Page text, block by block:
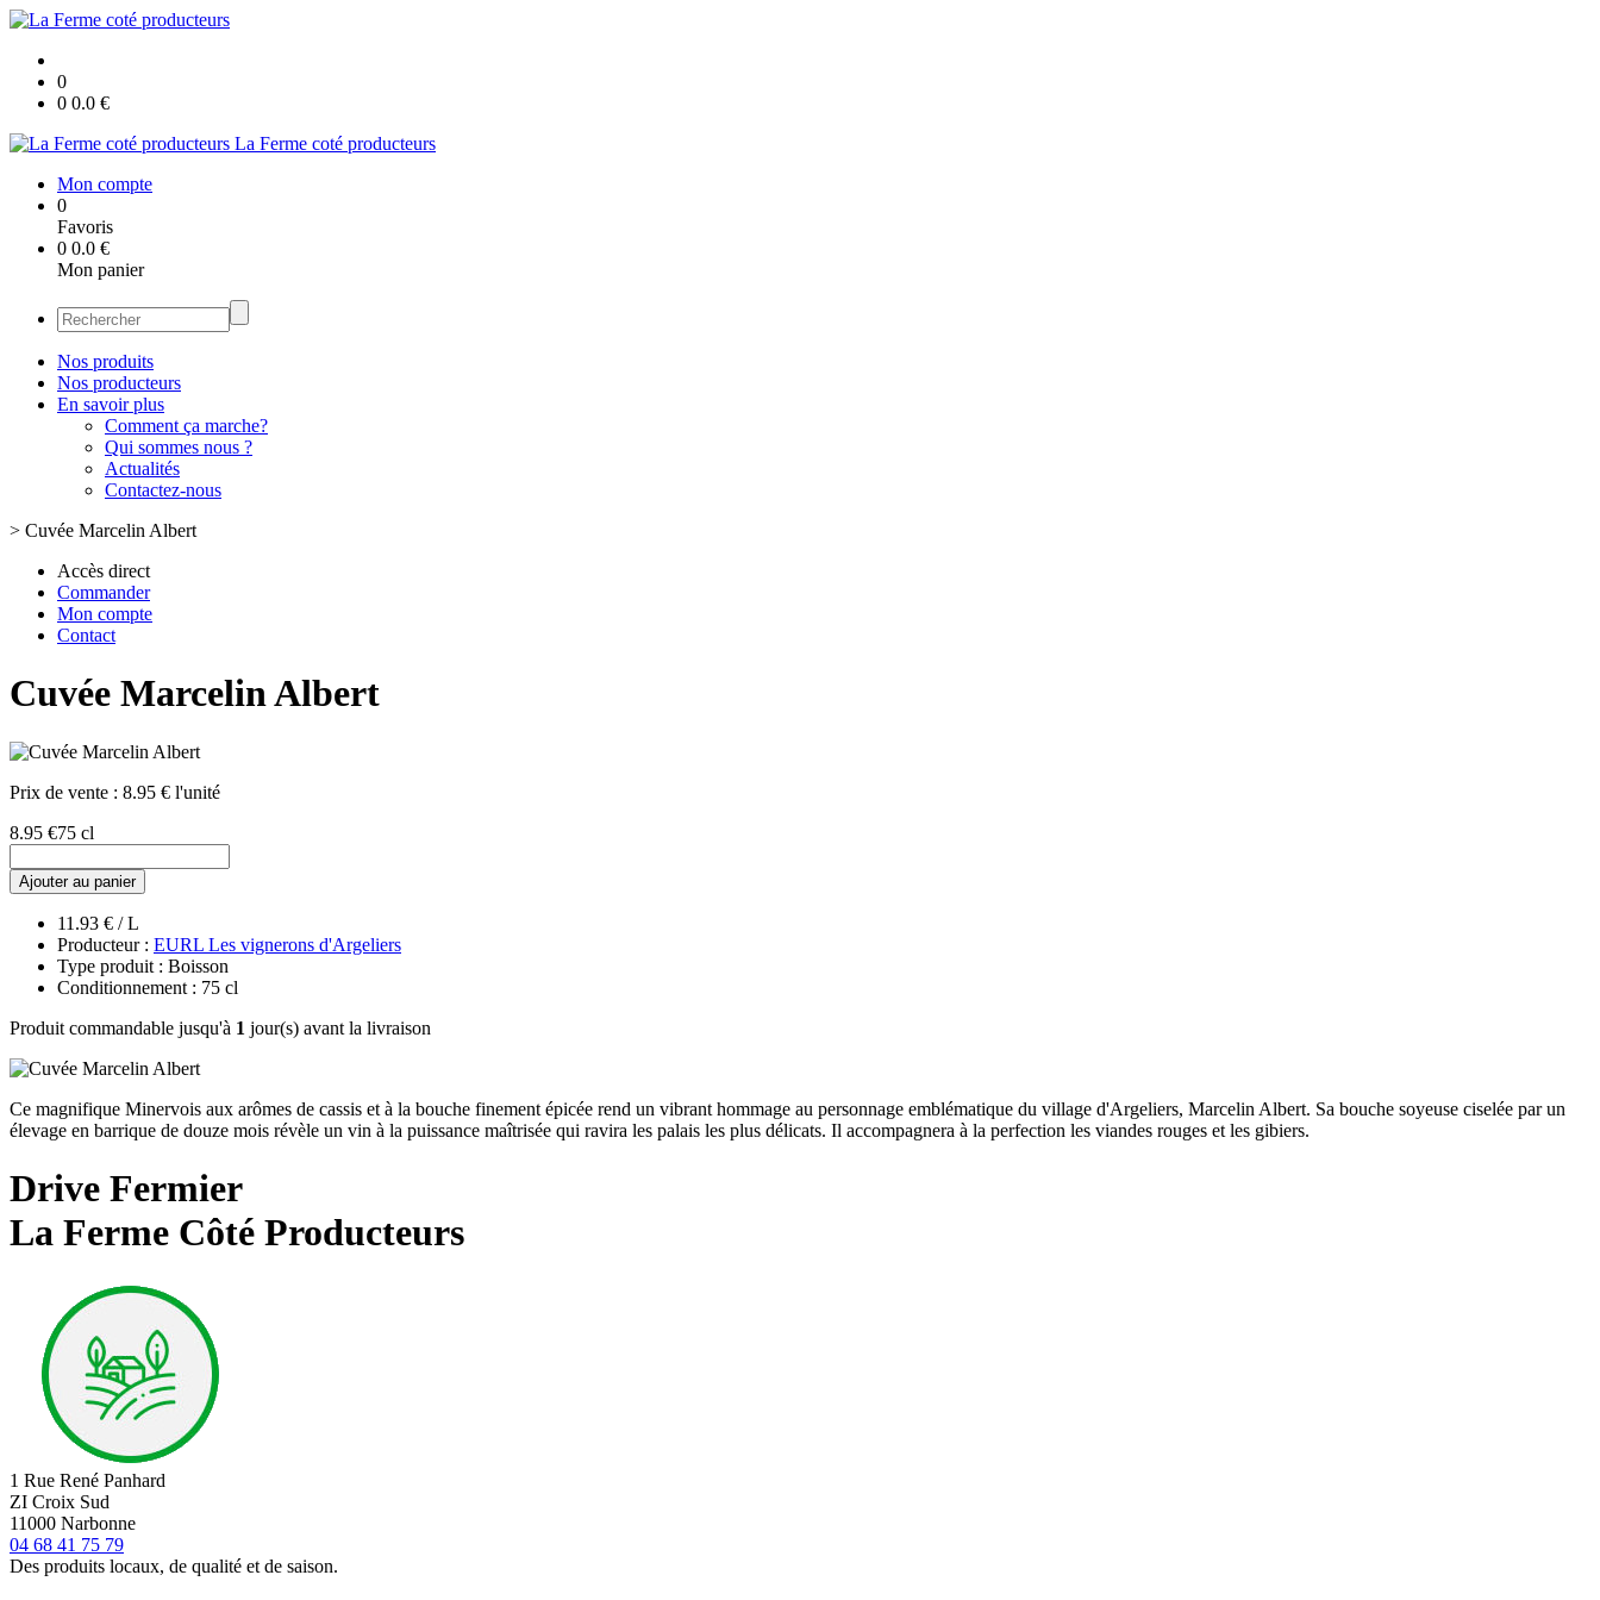
0
0 0.0 €
La Ferme coté producteurs
Mon compte
0
Favoris
0 0.0 €
Mon panier
Nos produits
Nos producteurs
En savoir plus
Comment ça marche?
Qui sommes nous ?
Actualités
Contactez-nous
> Cuvée Marcelin Albert
Accès direct
Commander
Mon compte
Contact
Cuvée Marcelin Albert
Prix de vente : 8.95 € l'unité
8.95 €75 cl
Ajouter au panier
11.93 € / L
Producteur : EURL Les vignerons d'Argeliers
Type produit : Boisson
Conditionnement : 75 cl
Produit commandable jusqu'à 1 jour(s) avant la livraison
Ce magnifique Minervois aux arômes de cassis et à la bouche finement épicée rend un vibrant hommage au personnage emblématique du village d'Argeliers, Marcelin Albert. Sa bouche soyeuse ciselée par un
élevage en barrique de douze mois révèle un vin à la puissance maîtrisée qui ravira les palais les plus délicats. Il accompagnera à la perfection les viandes rouges et les gibiers.
Drive Fermier
La Ferme Côté Producteurs
1 Rue René Panhard
ZI Croix Sud
11000 Narbonne
04 68 41 75 79
Des produits locaux, de qualité et de saison.